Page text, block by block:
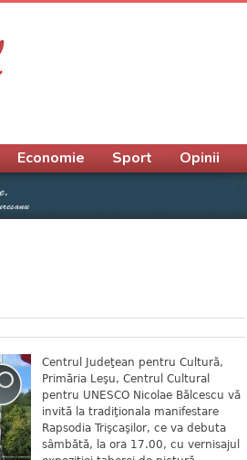
Centrul Judeţean pentru Cultură,
Primăria Leşu, Centrul Cultural
pentru UNESCO Nicolae Bălcescu vă
invită la tradiţionala manifestare
Rapsodia Trişcaşilor, ce va debuta
sâmbătă, la ora 17.00, cu vernisajul
Economie Sport Opinii